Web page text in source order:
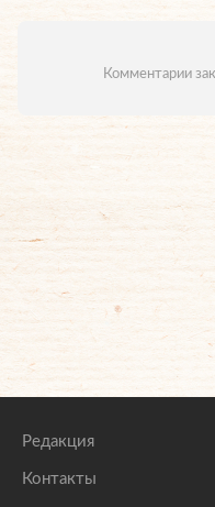
Комментарии
Редакция
Контакты